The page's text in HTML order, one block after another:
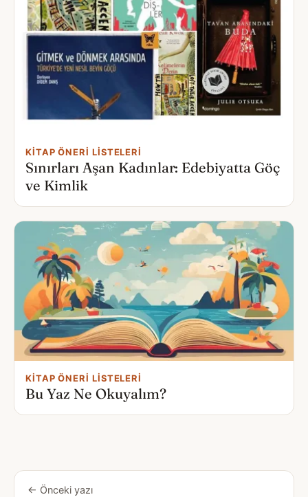
KITAP ÖNERI LISTELERI
Sınırları Aşan Kadınlar: Edebiyatta Göç
ve Kimlik
KITAP ÖNERI LISTELERI
Bu Yaz Ne Okuyalım?
← Önceki yazı